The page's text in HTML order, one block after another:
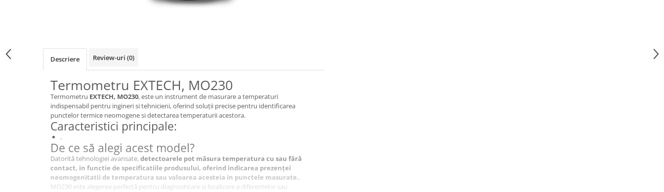
Descriere Review-uri (0)
Termometru EXTECH, MO230
Termometru EXTECH, MO230, este un instrument de masurare a temperaturi
indispensabil pentru ingineri si tehnicieni, oferind soluții precise pentru identificarea
punctelor termice neomogene si detectarea temperaturii acestora.
Caracteristici principale:
.
De ce să alegi acest model?
Datorită tehnologiei avansate,detectoarele pot măsura temperatura cu sau fără
contact, in functie de specificatiile produsului, oferind indicarea prezenței
neomogenitatii de temperatura sau valoarea acesteia in punctele masurate.,
MO230 este alegerea perfectă pentru diagnosticare si localizare a diferentelor sau